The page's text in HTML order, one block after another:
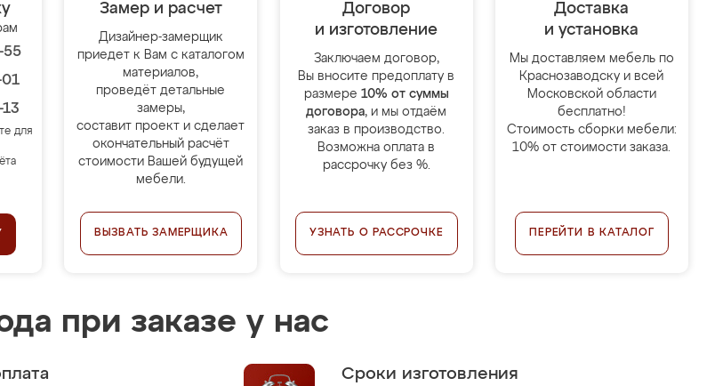
55
для
Замер и расчет
Дизайнер-замерщик
приедет к Вам с каталогом
материалов,
проведёт детальные
замеры,
составит проект и сделает
окончательный расчёт
стоимости Вашей будущей
мебели.
ВЫЗВАТЬ ЗАМЕРЩИКА
Договор
и изготовление
Заключаем договор,
Вы вносите предоплату в
размере 10% от суммы
договора, и мы отдаём
заказ в производство.
Возможна оплата в
рассрочку без %.
УЗНАТЬ О РАССРОЧКЕ
Доставка
и установка
Мы доставляем мебель по
Краснозаводску и всей
Московской области
бесплатно!
Стоимость сборки мебели:
10% от стоимости заказа.
ПЕРЕЙТИ В КАТАЛОГ
при заказе у нас
Сроки изготовления